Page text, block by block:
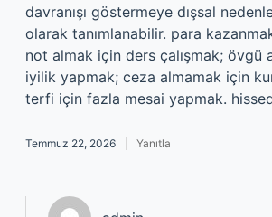
davranışı göstermeye dışsal
olarak tanımlanabilir. para
not almak için ders çalışmak; övgü
iyilik yapmak; ceza almamak için
terfi için fazla mesai yapmak.
Temmuz 22, 2026 Yanıtla